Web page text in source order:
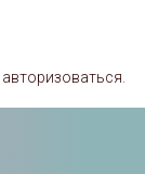
авторизоваться